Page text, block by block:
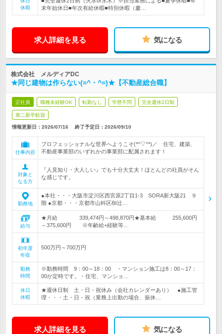
休暇
末年始休日■年次有給休暇■特別休暇（慶…
求人詳細を見る 気になる
株式会社 メルディアDC
★同じ建物は作らない(=^・^=)★【不動産総合職】
正社員 職種未経験OK 転勤なし 学歴不問 完全週休2日制
第二新卒歓迎
情報更新日：2026/07/16 終了予定日： 2026/09/10
仕事内容
プロフェッショナルな世界へようこそ(*^▽^*)／ 住宅、建築、
不動産事業部のいずれかの事業部に配属されます！
対象と
なる方
『人見知り・大人しい』でも十分大丈夫！ほとんどの社員がそん
な感じです。
勤務地
●本社・・・大阪市淀川区西宮原2丁目1-3 SORA新大阪21 ９
階 ●京都・・・京都市山科区椥辻…
給与
★月給 339,474円～498,870円★基本給 255,600円
～375,600円 ※年齢給+経験等…
初年度
年収
500万円～700万円
勤務
時間
※勤務時間 9：00～18：00 ・マンション施工は8：00～17：
00が定時です。・住宅、マンショ…
休日
休暇
★週休日制 土・日・祝休み（会社カレンダーあり） ●施工管
理・・・土・日・祝（業務上出勤の場合、振休…
求人詳細を見る 気になる